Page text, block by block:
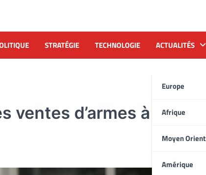
STRATÉGIE TECHNOLOGIE ACTUALITÉS
Europe
Afrique
Moyen Orient
Amérique
d’armes à l’Arabie